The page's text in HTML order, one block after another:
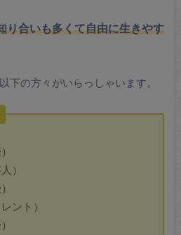
り合いも多くて自由に生きやす
下の方々がいらっしゃいます。
）
ント）